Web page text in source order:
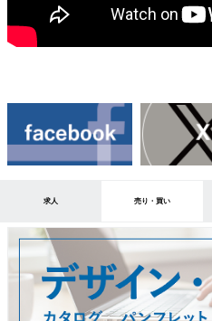
求人 売り・買い